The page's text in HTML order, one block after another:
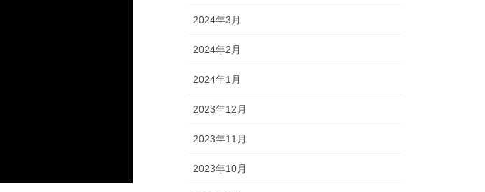
2024年3月
2024年2月
2024年1月
2023年12月
2023年11月
2023年10月